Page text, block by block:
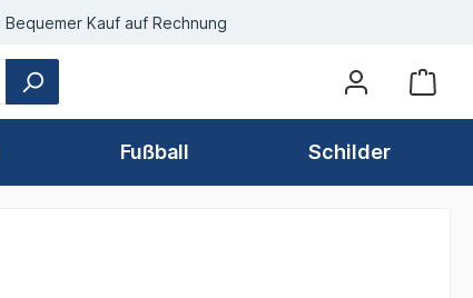
Bequemer Kauf auf Rechnung
Fußball Schilder